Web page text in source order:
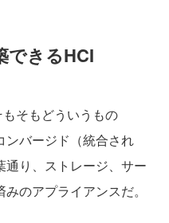
できるHCI
そもどういうもの
バージド（統合され
り、ストレージ、サー
のアプライアンスだ。